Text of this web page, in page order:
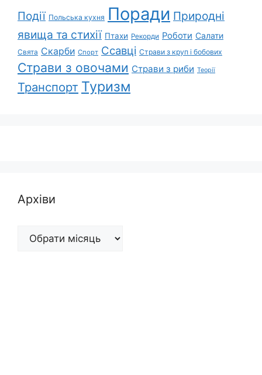
Події Польська кухня Поради Природні
явища та стихії Птахи Рекорди Роботи Салати
Свята Скарби Спорт Ссавці Страви з круп і бобових
Страви з овочами Страви з риби Теорії
Транспорт Туризм
Архіви
Архіви